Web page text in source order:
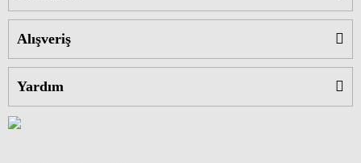
Alışveriş
Yardım